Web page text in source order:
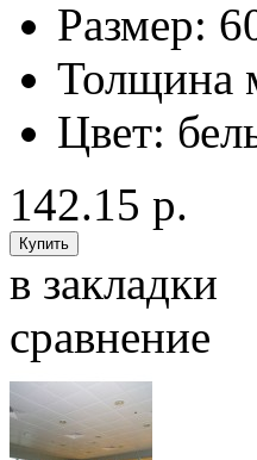
Размер:
Толщина
Цвет:
142.15 р.
в закладки
сравнение